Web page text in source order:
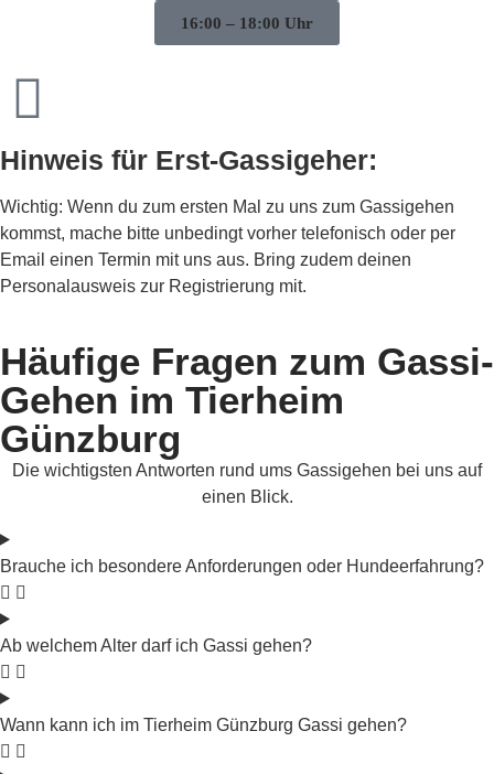
16:00 – 18:00 Uhr
Hinweis für Erst-Gassigeher:
Wichtig: Wenn du zum ersten Mal zu uns zum Gassigehen
kommst, mache bitte unbedingt vorher telefonisch oder per
Email einen Termin mit uns aus. Bring zudem deinen
Personalausweis zur Registrierung mit.
Häufige Fragen zum Gassi-
Gehen im Tierheim
Günzburg
Die wichtigsten Antworten rund ums Gassigehen bei uns auf
einen Blick.
Brauche ich besondere Anforderungen oder Hundeerfahrung?
Ab welchem Alter darf ich Gassi gehen?
Wann kann ich im Tierheim Günzburg Gassi gehen?